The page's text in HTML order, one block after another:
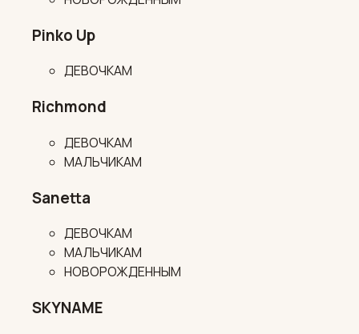
Pinko Up
ДЕВОЧКАМ
Richmond
ДЕВОЧКАМ
МАЛЬЧИКАМ
Sanetta
ДЕВОЧКАМ
МАЛЬЧИКАМ
НОВОРОЖДЕННЫМ
SKYNAME